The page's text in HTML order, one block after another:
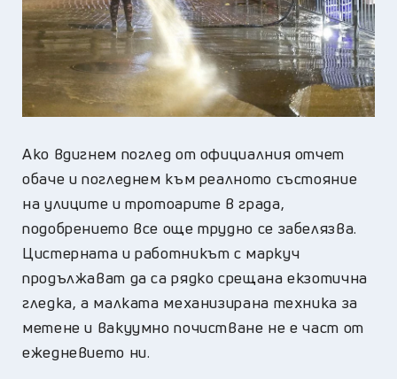
Ако вдигнем поглед от официалния отчет
обаче и погледнем към реалното състояние
на улиците и тротоарите в града,
подобрението все още трудно се забелязва.
Цистерната и работникът с маркуч
продължават да са рядко срещана екзотична
гледка, а малката механизирана техника за
метене и вакуумно почистване не е част от
ежедневието ни.